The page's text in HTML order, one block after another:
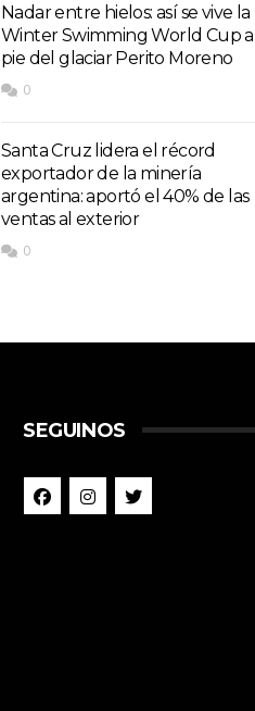
Nadar entre hielos: así se vive la
Winter Swimming World Cup al
pie del glaciar Perito Moreno
0
Santa Cruz lidera el récord
exportador de la minería
argentina: aportó el 40% de las
ventas al exterior
0
SEGUINOS